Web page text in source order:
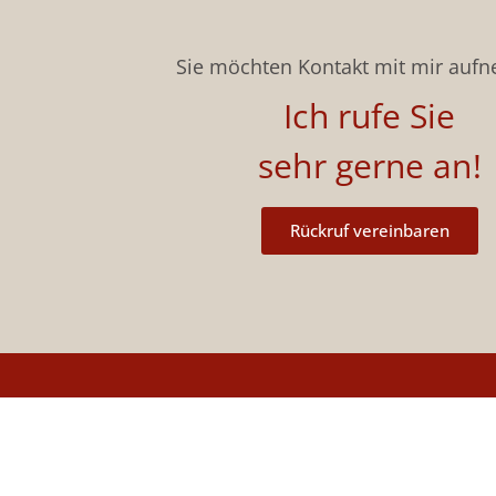
Sie möchten Kontakt mit mir
Ich rufe Sie
sehr gerne an!
Rückruf vereinbaren